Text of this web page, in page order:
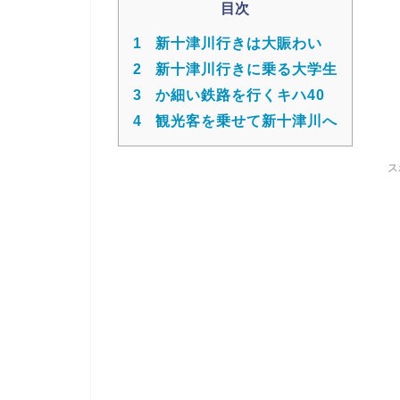
目次
1
新十津川行きは大賑わい
2
新十津川行きに乗る大学生
3
か細い鉄路を行くキハ40
4
観光客を乗せて新十津川へ